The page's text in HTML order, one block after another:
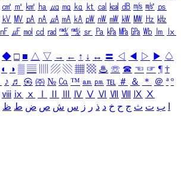
㎠ ㎡ ㎢ ㏊ ㎍ ㎎ ㎏ ㏏ ㎈ ㎉ ㏈ ㎧ ㎨ ㎰
㎸ ㎹ ㎀ ㎁ ㎂ ㎃ ㎄ ㎺ ㎻ ㎽ ㎾ ㎿ ㎐ ㎑
㎋ ㎌ ㏖ ㏅ ㎭ ㎮ ㎯ ㏛ ㎩ ㎪ ㎫ ㎬ ㏝ ㏐
㏓
◆ □ ■ △ ▽ → ← ↑ ↓ ↔ 〓 ◁ ◀ ▷ ▶ ♤
◐ ◑ ▒ ▤ ▨ ▧ ▦ ▩ ♨ ☏ ☎ ☜ ☞ ¶ †
♪ ♬ ㉿ ㈜ № ㏇ ™ ㏂ ㏘ ℡ ＃ ＆ ＊ ＠ ª º
ⅷ ⅸ ⅹ Ⅳ Ⅴ Ⅵ Ⅶ Ⅷ Ⅸ Ⅹ
ب ت ث ج ح خ د ذ ر ز س ش ص ض ط ظ